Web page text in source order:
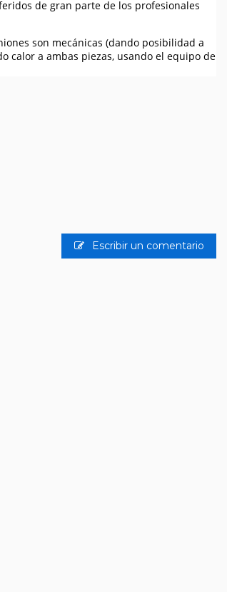
de gran parte de los profesionales
son mecánicas (dando posibilidad a
calor a ambas piezas, usando el equipo de
Escribir un comentario